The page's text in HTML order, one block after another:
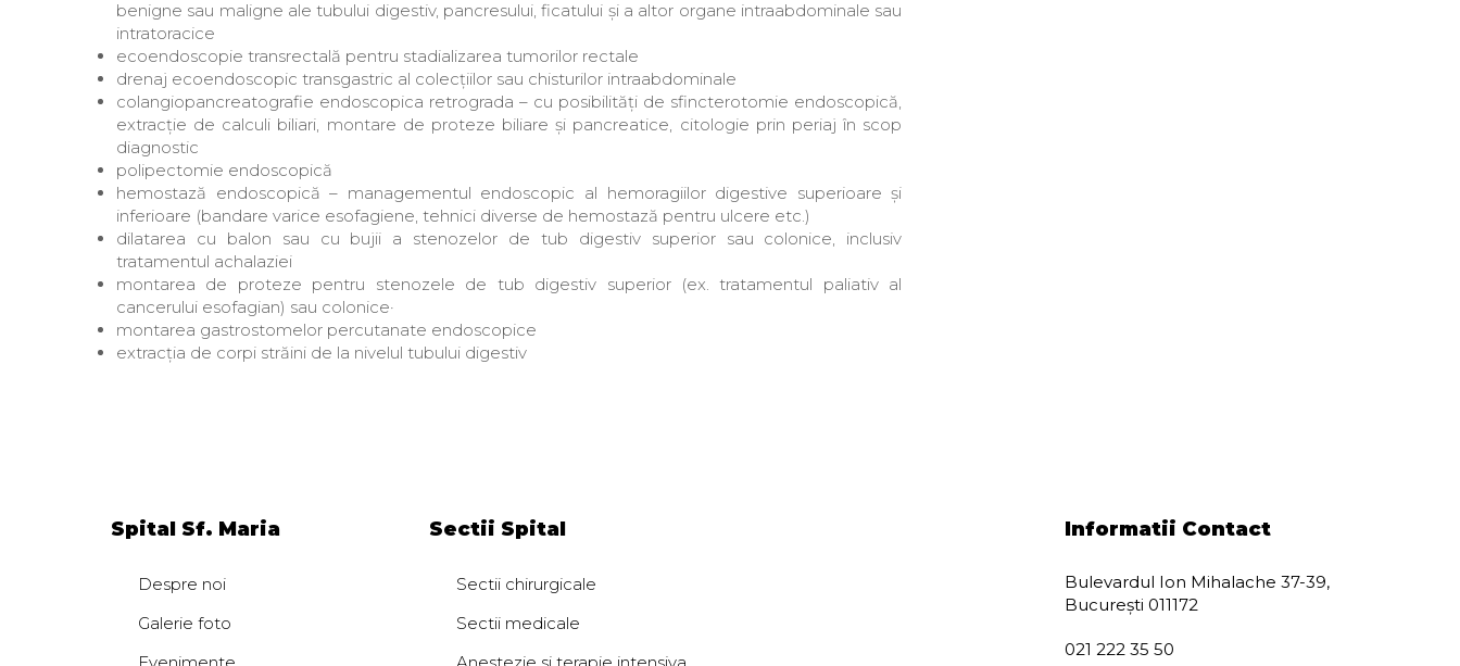
benigne sau maligne ale tubului digestiv, pancresului, ficatului și a altor organe intraabdominale sau
intratoracice
ecoendoscopie transrectală pentru stadializarea tumorilor rectale
drenaj ecoendoscopic transgastric al colecțiilor sau chisturilor intraabdominale
colangiopancreatografie endoscopica retrograda – cu posibilități de sfincterotomie endoscopică,
extracție de calculi biliari, montare de proteze biliare și pancreatice, citologie prin periaj în scop
diagnostic
polipectomie endoscopică
hemostază endoscopică – managementul endoscopic al hemoragiilor digestive superioare și
inferioare (bandare varice esofagiene, tehnici diverse de hemostază pentru ulcere etc.)
dilatarea cu balon sau cu bujii a stenozelor de tub digestiv superior sau colonice, inclusiv
tratamentul achalaziei
montarea de proteze pentru stenozele de tub digestiv superior (ex. tratamentul paliativ al
cancerului esofagian) sau colonice·
montarea gastrostomelor percutanate endoscopice
extracția de corpi străini de la nivelul tubului digestiv
Spital Sf. Maria Sectii Spital
Despre noi
Galerie foto
Sectii chirurgicale
Sectii medicale
Informatii Contact
Bulevardul Ion Mihalache 37-39,
București 011172
021 222 35 50